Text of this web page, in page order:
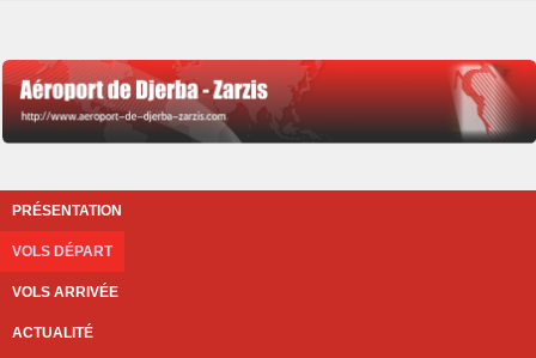
PRÉSENTATION
VOLS DÉPART
VOLS ARRIVÉE
ACTUALITÉ